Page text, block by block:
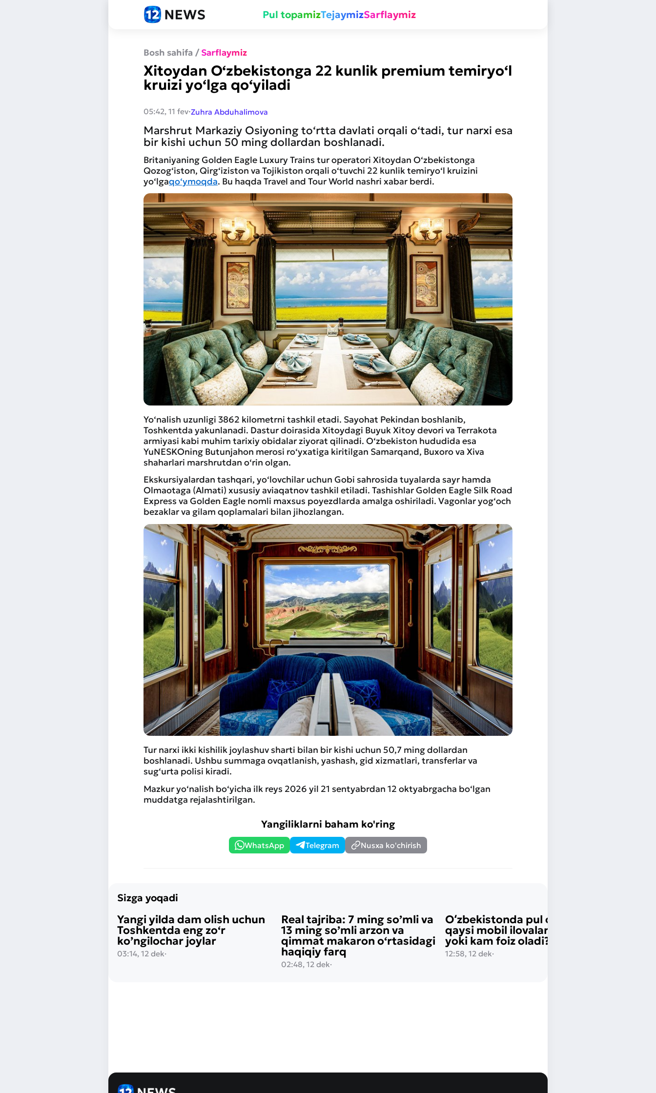
Pul topamizTejaymizSarflaymiz
Bosh sahifa / Sarflaymiz
Xitoydan O‘zbekistonga 22 kunlik premium temiryo‘l
kruizi yo‘lga qo‘yiladi
05:42, 11 fev·Zuhra Abduhalimova
Marshrut Markaziy Osiyoning to‘rtta davlati orqali o‘tadi, tur narxi esa
bir kishi uchun 50 ming dollardan boshlanadi.
Britaniyaning Golden Eagle Luxury Trains tur operatori Xitoydan O‘zbekistonga
Qozog‘iston, Qirg‘iziston va Tojikiston orqali o‘tuvchi 22 kunlik temiryo‘l kruizini
yo‘lgaqo‘ymoqda. Bu haqda Travel and Tour World nashri xabar berdi.
Yo‘nalish uzunligi 3862 kilometrni tashkil etadi. Sayohat Pekindan boshlanib,
Toshkentda yakunlanadi. Dastur doirasida Xitoydagi Buyuk Xitoy devori va Terrakota
armiyasi kabi muhim tarixiy obidalar ziyorat qilinadi. O‘zbekiston hududida esa
YuNESKOning Butunjahon merosi ro‘yxatiga kiritilgan Samarqand, Buxoro va Xiva
shaharlari marshrutdan o‘rin olgan.
Ekskursiyalardan tashqari, yo‘lovchilar uchun Gobi sahrosida tuyalarda sayr hamda
Olmaotaga (Almati) xususiy aviaqatnov tashkil etiladi. Tashishlar Golden Eagle Silk Road
Express va Golden Eagle nomli maxsus poyezdlarda amalga oshiriladi. Vagonlar yog‘och
bezaklar va gilam qoplamalari bilan jihozlangan.
Tur narxi ikki kishilik joylashuv sharti bilan bir kishi uchun 50,7 ming dollardan
boshlanadi. Ushbu summaga ovqatlanish, yashash, gid xizmatlari, transferlar va
sug‘urta polisi kiradi.
Mazkur yo‘nalish bo‘yicha ilk reys 2026 yil 21 sentyabrdan 12 oktyabrgacha bo‘lgan
muddatga rejalashtirilgan.
Yangiliklarni baham ko'ring
WhatsApp Telegram Nusxa ko'chirish
Sizga yoqadi
Yangi yilda dam olish uchun
Toshkentda eng zo‘r
ko’ngilochar joylar
03:14, 12 dek·
Real tajriba: 7 ming so’mli va
13 ming so’mli arzon va
qimmat makaron o‘rtasidagi
haqiqiy farq
02:48, 12 dek·
Oʻzbekistonda pul oʻtkazish:
qaysi mobil ilovalar bepul
yoki kam foiz oladi?
12:58, 12 dek·